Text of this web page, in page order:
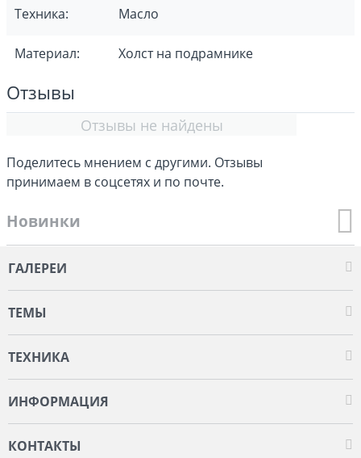
Техника: Масло
Материал: Холст на подрамнике
Отзывы
Отзывы не найдены
Поделитесь мнением с другими. Отзывы
принимаем в соцсетях и по почте.
Новинки
ГАЛЕРЕИ
ТЕМЫ
ТЕХНИКА
ИНФОРМАЦИЯ
КОНТАКТЫ